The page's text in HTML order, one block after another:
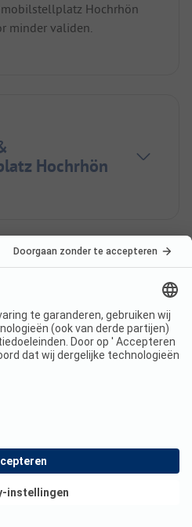
Hochrhön
minder validen.
Hochrhön
je inchecken
Hochrhön?
Hochrhön
deals